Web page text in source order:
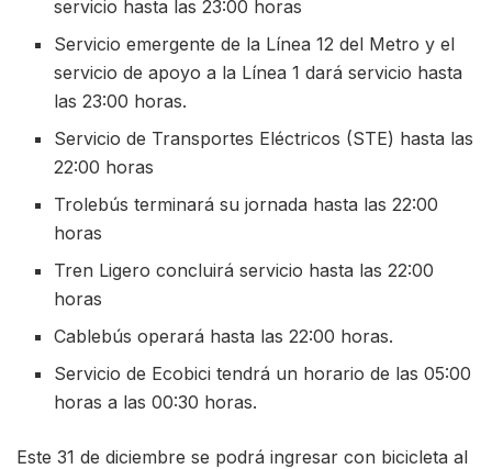
servicio hasta las 23:00 horas
Servicio emergente de la Línea 12 del Metro y el
servicio de apoyo a la Línea 1 dará servicio hasta
las 23:00 horas.
Servicio de Transportes Eléctricos (STE) hasta las
22:00 horas
Trolebús terminará su jornada hasta las 22:00
horas
Tren Ligero concluirá servicio hasta las 22:00
horas
Cablebús operará hasta las 22:00 horas.
Servicio de Ecobici tendrá un horario de las 05:00
horas a las 00:30 horas.
Este 31 de diciembre se podrá ingresar con bicicleta al